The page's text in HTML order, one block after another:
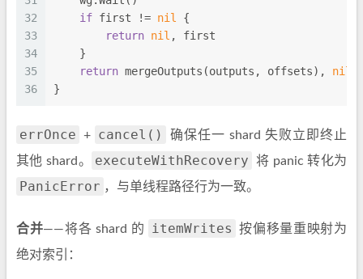
32
33
34
35
36
if first != nil
{
return nil , first
    }
return mergeOutputs(outputs, offsets), nil
}
errOnce + cancel()
确保任一 shard 失败立即终止
其他 shard。
executeWithRecovery 将 panic 转化为
PanicError ，与单线程路径行为一致。
合并——将各 shard 的 itemWrites
按偏移量重映射为
绝对索引：